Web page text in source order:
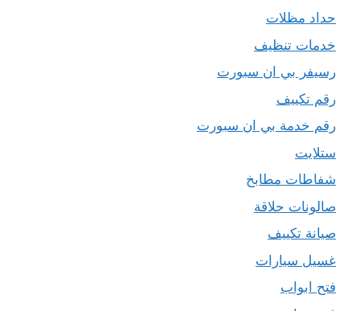
حداد مظلات
خدمات تنظيف
رسيفر بي ان سبورت
رقم تكييف
رقم خدمة بي ان سبورت
ستلايت
شفاطات مطابخ
صالونات حلاقة
صيانة تكييف
غسيل سيارات
فتح ابواب